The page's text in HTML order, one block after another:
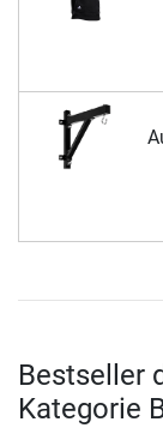
Bestseller
Kategorie